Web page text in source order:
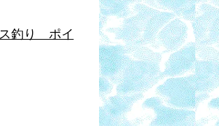
釣り ポイ